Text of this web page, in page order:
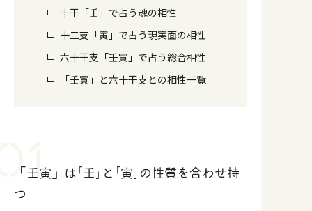
十干「壬」で占う魂の相性
十二支「寅」で占う現実面の相性
六十干支「壬寅」で占う総合相性
「壬寅」と六十干支との相性一覧
「壬寅」は｢壬｣と｢寅｣の性質を合わせ持
つ